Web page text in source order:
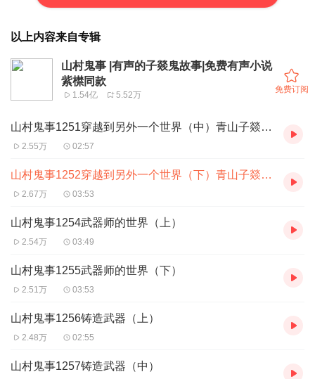
以上内容来自专辑
山村鬼事 |有声的子燚鬼故事|免费有声小说
紫㯲同款
1.54亿 5.52万
免费订阅
山村鬼事1251穿越到另外一个世界（中）青山子燚加更
2.55万 02:57
山村鬼事1252穿越到另外一个世界（下）青山子燚加更
2.67万 03:53
山村鬼事1254武器师的世界（上）
2.54万 03:49
山村鬼事1255武器师的世界（下）
2.51万 03:53
山村鬼事1256铸造武器（上）
2.48万 02:55
山村鬼事1257铸造武器（中）